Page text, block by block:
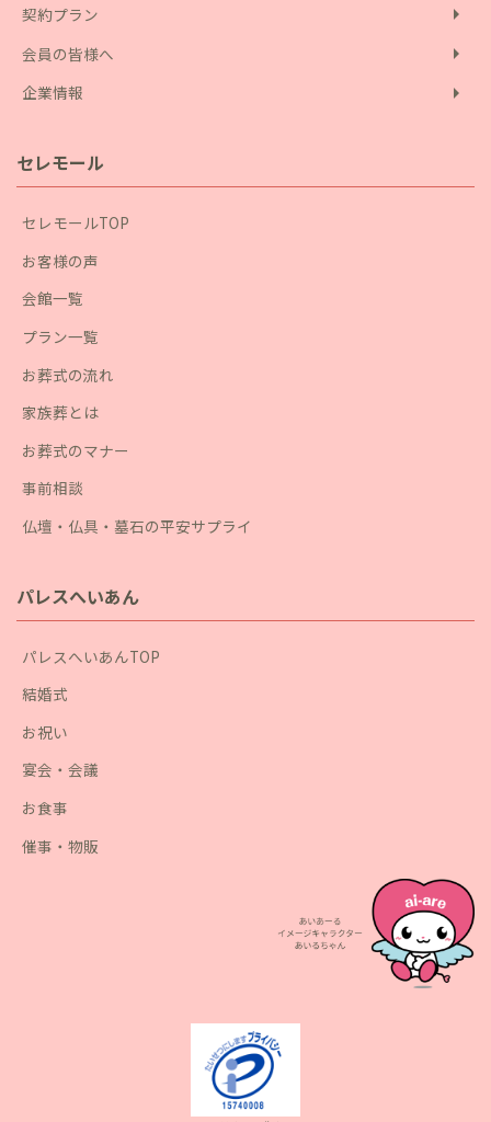
契約プラン arrow_right
会員の皆様へ arrow_right
企業情報 arrow_right
セレモール
セレモールTOP
お客様の声
会館一覧
プラン一覧
お葬式の流れ
家族葬とは
お葬式のマナー
事前相談
仏壇・仏具・墓石の平安サプライ
パレスへいあん
パレスへいあんTOP
結婚式
お祝い
宴会・会議
お食事
催事・物販